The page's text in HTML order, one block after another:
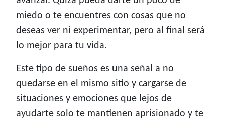
miedo o te encuentres con cosas que no
deseas ver ni experimentar, pero al final será
lo mejor para tu vida.
Este tipo de sueños es una señal a no
quedarse en el mismo sitio y cargarse de
situaciones y emociones que lejos de
ayudarte solo te mantienen aprisionado y te